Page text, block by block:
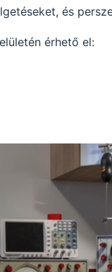
és
érhető el: